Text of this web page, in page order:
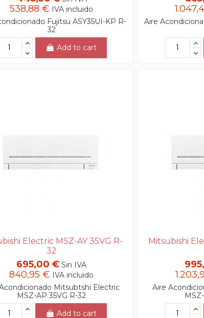
538,88 € IVA incluido
Fujitsu ASY35UI-KP R-
32
Add to cart
Aire
Electric MSZ-AY 35VG R-
32
695,00 € Sin IVA
840,95 € IVA incluido
Mitsubtshi Electric
MSZ-AP 35VG R-32
Add to cart
Mitsubishi
Aire